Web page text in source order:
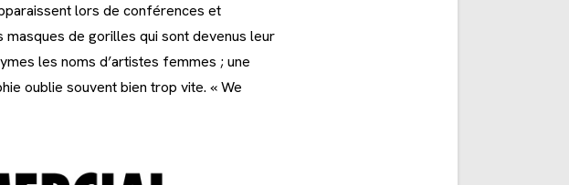
lors de conférences et
de gorilles qui sont devenus leur
les noms d’artistes femmes ; une
oublie souvent bien trop vite. « We